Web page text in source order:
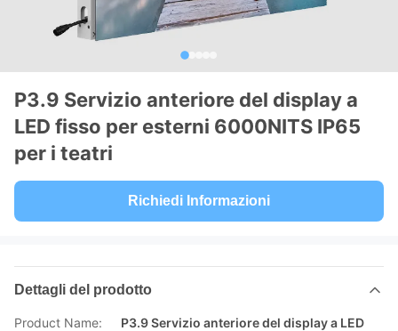
P3.9 Servizio anteriore del display a
LED fisso per esterni 6000NITS IP65
per i teatri
Richiedi Informazioni
Dettagli del prodotto
Product Name:
P3.9 Servizio anteriore del display a LED